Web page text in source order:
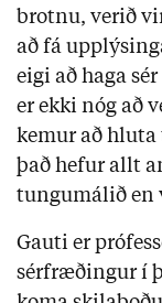
brotnu, verið
að fá
eigi að haga
er ekki nóg að
kemur að
það hefur allt
tungumálið en
Gauti er
sérfræðingur í